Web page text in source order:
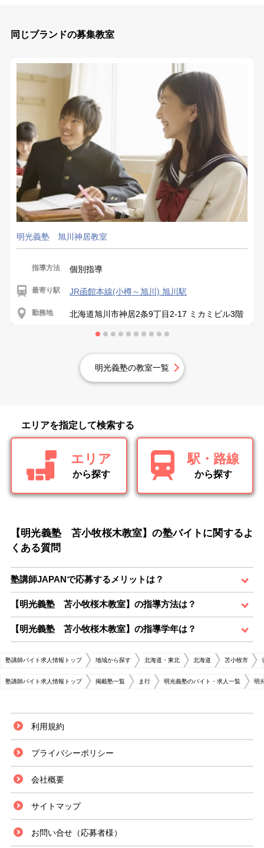
同じブランドの募集教室
明光義塾 旭川神居教室
指導方法 個別指導
最寄り駅 JR函館本線(小樽～旭川) 旭川駅
勤務地 北海道旭川市神居2条9丁目2-17 ミカミビル3階
明光義塾の教室一覧
エリアを指定して検索する
エリア
から探す
駅・路線
から探す
【明光義塾 苫小牧桜木教室】の塾バイトに関するよ
くある質問
塾講師JAPANで応募するメリットは？
【明光義塾 苫小牧桜木教室】の指導方法は？
【明光義塾 苫小牧桜木教室】の指導学年は？
塾講師バイト求人情報トップ 地域から探す 北海道・東北 北海道 苫小牧市
塾講師バイト求人情報トップ 掲載塾一覧 ま行 明光義塾のバイト・求人一覧 明
利用規約
プライバシーポリシー
会社概要
サイトマップ
お問い合せ（応募者様）